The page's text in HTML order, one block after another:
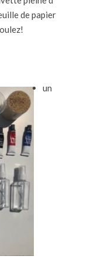
de papier
un